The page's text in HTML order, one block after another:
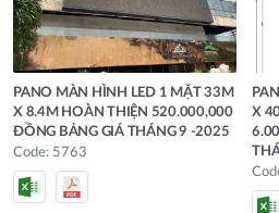
PANO MÀN HÌNH LED 1 MẶT 33M
X 8.4M HOÀN THIỆN 520.000,000
ĐỒNG BẢNG GIÁ THÁNG 9 -2025
Code: 5763
X